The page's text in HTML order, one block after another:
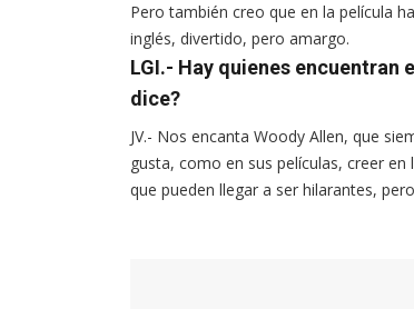
Pero también creo que en la película
inglés, divertido, pero amargo.
LGI.- Hay quienes encuentran
dice?
JV.- Nos encanta Woody Allen, que
gusta, como en sus películas, creer
que pueden llegar a ser hilarantes,